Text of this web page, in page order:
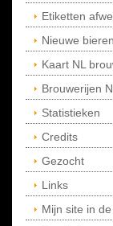
Etiketten
Nieuwe bieren
Kaart NL
Brouwerijen
Statistieken
Credits
Gezocht
Links
Mijn site in